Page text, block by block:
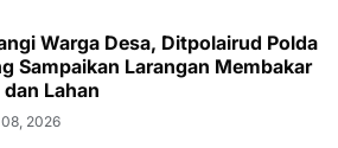
Warga Desa, Ditpolairud Polda
Sampaikan Larangan Membakar
Lahan
2026